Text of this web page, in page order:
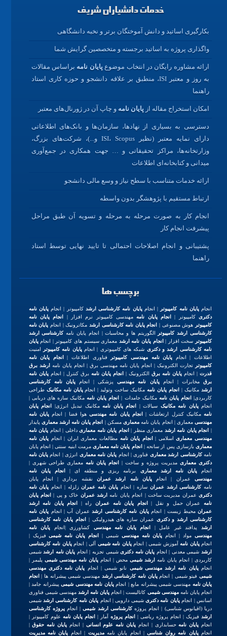
خدمات دانشیاران شریف
بکارگیری اساتید و دانش آموختگان برتر و نخبه دانشگاهی
واگذاری پروژه به اساتید برجسته و متخصصین گرایش شما
ارائه مشاوره رایگان در انتخاب موضوع پایان نامه براساس مقالات
به روز و معتبر ISI، منطبق بر علاقه دانشجو و حوزه کاری استاد
راهنما
امکان استخراج مقاله از پایان نامه و چاپ آن در ژورنال‌های معتبر
دسترسی به بسیاری از نهادها، سازمان‌ها و بانک‌های اطلاعاتی
دارای نمایه معتبر (نظیر ISI، Scopus و...)، شرکت‌های بزرگ،
وزارتخانه‌ها، مراکز تحقیقاتی و … جهت همکاری در جمع‌آوری
میدانی و کتابخانه‌ای اطلاعات
ارائه خدمات متناسب با سطح نیاز و وسع مالی دانشجو
ارتباط مستقیم با پژوهشگر بدون واسطه
انجام کار به صورت مرحله به مرحله و تسویه آن طبق مراحل
پیشرفت انجام کار
پشتیبانی و انجام اصلاحات احتمالی تا تایید نهایی توسط استاد
راهنما
برچسب ها
انجامپایان نامه کامپیوتر | انجامپایان نامه کارشناسی ارشد کامپیوتر | انجامپایان نامه
دکتریکامپیوتر | انجام پایان نامهمهندسی کامپیوتر نرم افزار |
انجام پایان نامه
کامپیوتر
هوش مصنوعی | انجام پایان نامه کارشناسی ارشد مکاترونیک | انجام پایان نامه
کارشناسی ارشد کامپیوتر
الگوریتم ها و محاسبات | انجام پایان نامهکارشناسی ارشد
کامپیوتر
سخت افزار | انجام پایان نامه ارشد معماری سیستم های کامپیوتر | انجامپایان
نامه کارشناسی ارشد و دکتری شبکه های کامپیوتری | انجامپایان نامه کامپیوتر
امنیت
اطلاعات | انجام پایان نامه مهندسی کامپیوتر فناوری اطلاعات |
انجام پایان نامه
کامپیوتر
تجارت الکترونیک | انجام پایان نامه مهندسی برق | انجام پایان نامه
ارشد برق
قدرت| انجامپایان نامه برق الکترونیک | انجام پایان نامه برق کنترل | انجامپایان نامه
برقمخابرات | انجامپایان نامه مهندسیپزشکی | انجامپایان نامه کارشناسی
ارشدمکانیک | انجام پایان نامهمکانیک ساخت وتولید | انجامپایان نامه مکانیک طراحی
کاربردی|
انجام پایان نامه مکانیک جامدات | انجام پایان نامهمکانیک سازه های دریایی |
انجامپایان نامه مکانیک سیالات | انجام پایان نامهمکانیک تبدیل انرژی|
انجام پایان
نامهمکانیک کنترل ارتعاشات | انجام پایان نامه مهندسیهوا فضا | انجامپایان نامه
مهندسیمعماری | انجام پایان نامه معماری مسکن | انجام پایان نامه ارشد معماری پایدار
|
انجام پایان نامه ارشد معماری منظر | انجام پایان نامه معماریداخلی | انجام پایان نامه
مهندسی معماریاسلامی | انجام پایان نامه مطالعات معماری ایران | انجام پایان نامه
معماریبازسازی پس از سانحه | انجام پایان نامه معماری مرمت ابنیه سنتی | انجام پایان
نامهکارشناسی ارشد معماری فناوری | انجام پایان نامه معماری انرژی | انجام پایان نامه
دکتری معماری مدیریت پروژه و ساخت | انجام پایان نامه معماری طراحی شهری |
انجامپایان نامه ارشد معماری برنامه ریزی و منطقه ای |
انجام پایان نامه
مهندسی عمران | انجامپایان نامه ارشد عمراننقشه برداری | انجام پایان
نامهکارشناسی ارشد عمران سازه | انجامپایان نامه عمرانزلزله | انجام پایان نامه
دکتریعمران مدیریت ساخت | انجام پایان نامه ارشد عمران خاک و پی |
انجام پایان
نامهعمران حمل و نقل | انجام پایان نامه عمران راه |
انجام پایان نامه ارشد
عمرانمحیط زیست | انجامپایان نامه کارشناسی ارشدعمران آب | انجام پایان نامه
کارشناسی ارشد و دکتری عمران سازه های هیدرولیکی |
انجام پایان نامه کارشناسی
ارشد پدافند غیر عامل | انجام پایان نامه مهندسی کشاورزی |انجام پایان نامه
مهندسیمواد | انجام پایان نامه مهندسی شیمی | انجام پایان نامه شیمیفیزیک |
انجامپایان نامهآموزش شیمی | انجامپایان نامه شیمی آلی | انجامپایان نامه کارشناسی
ارشدشیمی معدنی | انجام پایان نامه دکتریشیمی تجزیه | انجام پایان نامه ارشدشیمی
کاربردی | انجام پایان نامه
ارشد شیمی محض | انجامپایان نامه مهندسی شیمی پلیمر |
انجامپایان نامه ارشد مهندسی شیمی نانو شیمی | انجام پایان نامه دکتری مهندسی
شیمیفیتو شیمی | انجامپایان نامه کارشناسی ارشد مهندسی شیمی پیشرانه ها | انجام
پایان نامه مهندسی شیمی پیشرانه مایع | انجامپایان نامه مهندسی شیمیپیشرانه جامد |
انجام پایان نامهمهندسی شیمی کاتالیست | انجام پایان نامه ارشد مهندسی شیمی فناوری
اسانس | انجامپایان نامه دکتریشیمی دارویی | انجام پایان نامه کارشناسی ارشدشیمی
دریا (اقیانوس شناسی) | انجام پروژهکارشناسی ارشد شیمی| انجامپروژه کارشناسی
ارشدفیزیک | انجام پروژه ریاضی | انجام پروژه آمار | انجام پایان نامه علوم کامپیوتر |
انجام پایان نامهحسابداری | انجام پایان نامه علوم انسانی | انجام پایان نامه حقوق|
انجامپایان نامه روان شناسی| انجام پایان نامهمدیریت | انجام پایان نامه مدیریت